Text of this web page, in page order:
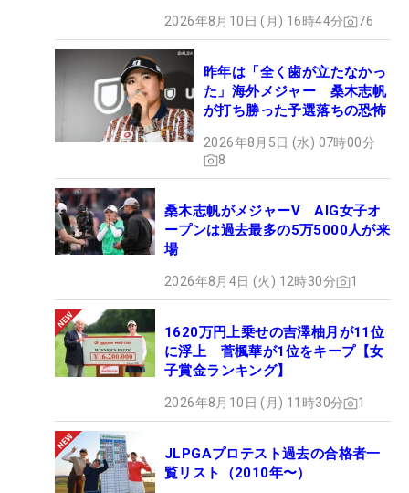
コーチ、トレーナー、そしてスポンサーの方々も、
みんなで支えてくれ、頑張ろうって思えました。
2026年はもっといい年になるからと、いろんな方に
応援していただける。そういう言葉は大きかったで
すね。みんなが前を向いて一緒にやってくださるお
かげで、シーズンが楽しみになりました」
―谷田選手の周りには、すごくポジティブな言葉を
かけてくれる人が多い
「これまでのオフになかったものは、昨年のような
苦しい思い。こういう辛い思いを、もうしないよう
にという気持ちはモチベーションになっています。
もっと楽しくプレーをしたいという純粋な思いがあ
り、そのためにもオフは自分に厳しくやってきたつ
もり。シーズン中に楽しめるように頑張っている状
況で、それによってすごくゴルフに対する覚悟も変
わったのかなと思います。
この2年間は楽しい時間もあったけど、苦しい思い
2026年8月10日 (月) 16時44分 76
昨年は「全く歯が立たなかっ
た」海外メジャー 桑木志帆
が打ち勝った予選落ちの恐怖
2026年8月5日 (水) 07時00分
8
桑木志帆がメジャーV AIG女子オ
ープンは過去最多の5万5000人が来
場
2026年8月4日 (火) 12時30分 1
1620万円上乗せの吉澤柚月が11位
に浮上 菅楓華が1位をキープ【女
子賞金ランキング】
2026年8月10日 (月) 11時30分 1
JLPGAプロテスト過去の合格者一
覧リスト（2010年〜）